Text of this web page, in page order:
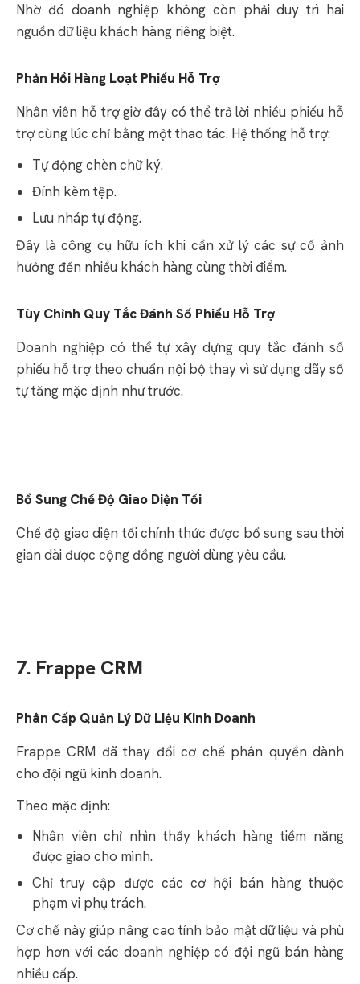
Nhờ đó doanh nghiệp không còn phải duy trì hai
nguồn dữ liệu khách hàng riêng biệt.
Phản Hồi Hàng Loạt Phiếu Hỗ Trợ
Nhân viên hỗ trợ giờ đây có thể trả lời nhiều phiếu hỗ
trợ cùng lúc chỉ bằng một thao tác. Hệ thống hỗ trợ:
Tự động chèn chữ ký.
Đính kèm tệp.
Lưu nháp tự động.
Đây là công cụ hữu ích khi cần xử lý các sự cố ảnh
hưởng đến nhiều khách hàng cùng thời điểm.
Tùy Chỉnh Quy Tắc Đánh Số Phiếu Hỗ Trợ
Doanh nghiệp có thể tự xây dựng quy tắc đánh số
phiếu hỗ trợ theo chuẩn nội bộ thay vì sử dụng dãy số
tự tăng mặc định như trước.
Bổ Sung Chế Độ Giao Diện Tối
Chế độ giao diện tối chính thức được bổ sung sau thời
gian dài được cộng đồng người dùng yêu cầu.
7. Frappe CRM
Phân Cấp Quản Lý Dữ Liệu Kinh Doanh
Frappe CRM đã thay đổi cơ chế phân quyền dành
cho đội ngũ kinh doanh.
Theo mặc định:
Nhân viên chỉ nhìn thấy khách hàng tiềm năng
được giao cho mình.
Chỉ truy cập được các cơ hội bán hàng thuộc
phạm vi phụ trách.
Cơ chế này giúp nâng cao tính bảo mật dữ liệu và phù
hợp hơn với các doanh nghiệp có đội ngũ bán hàng
nhiều cấp.